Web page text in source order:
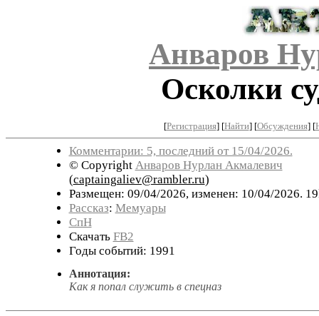
Анваров
Осколки
[Регистрация] [Найти] [Обсуждения] [
Комментарии: 5, последний от 15/04/2026.
© Copyright Анваров Нурлан Акмалевич
(captaingaliev@rambler.ru)
Размещен: 09/04/2026, изменен: 10/04/2026.
Рассказ: Мемуары
СпН
Скачать FB2
Годы событий: 1991
Аннотация:
Как я попал служить в спецназ